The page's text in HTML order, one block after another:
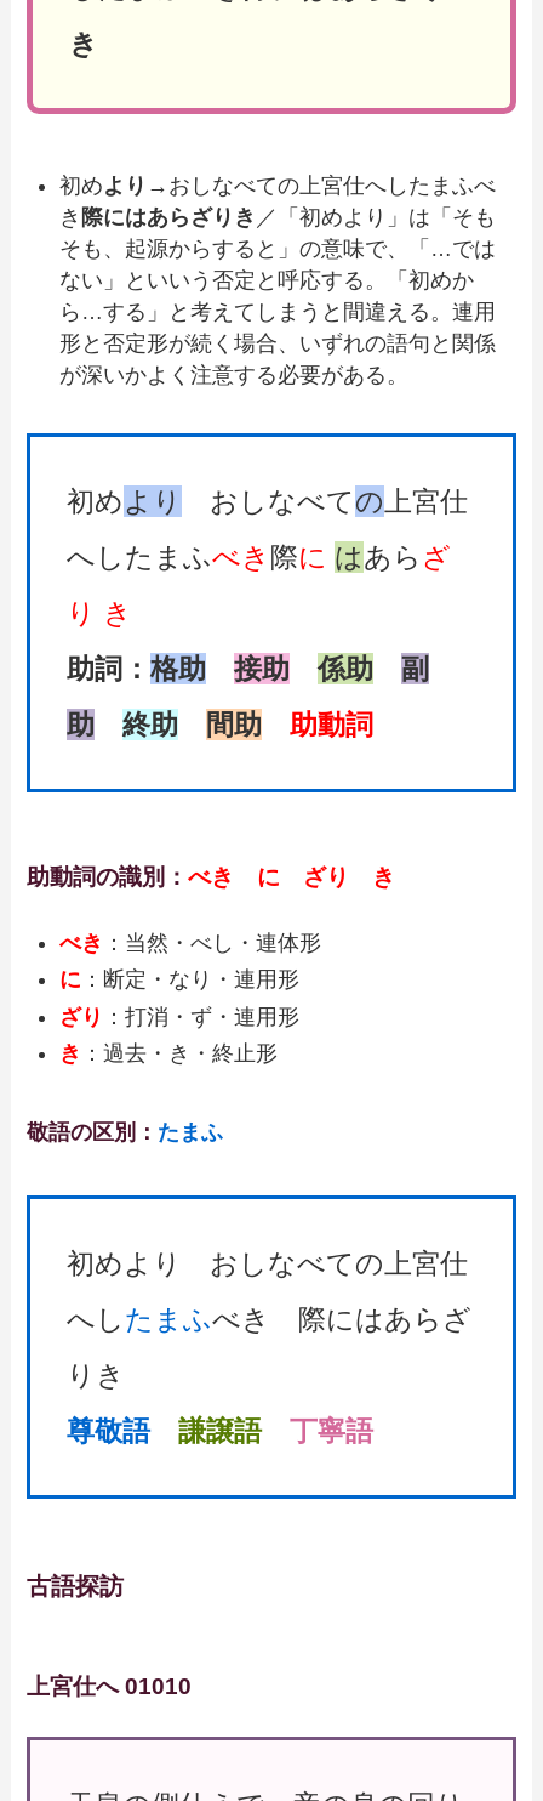
き
初めより →おしなべての上宮仕へしたまふべ
き 際にはあらざりき ／「初めより」は「そも
そも、起源からすると」の意味で、「…では
ない」といいう否定と呼応する。「初めか
ら…する」と考えてしまうと間違える。連用
形と否定形が続く場合、いずれの語句と関係
が深いかよく注意する必要がある。
初めより おしなべての上宮仕
へしたまふべき 際に はあら ざ
り き
助詞：格助 接助 係助
副
助
終助 間助 助動詞
助動詞の識別：べき に ざり き
べき ：当然・べし・連体形
に ：断定・なり・連用形
ざり ：打消・ず・連用形
き ：過去・き・終止形
敬語の区別： たまふ
初めより おしなべての上宮仕
へしたまふべき 際にはあらざ
りき
尊敬語
謙譲語 丁寧語
古語探訪
上宮仕へ 01010